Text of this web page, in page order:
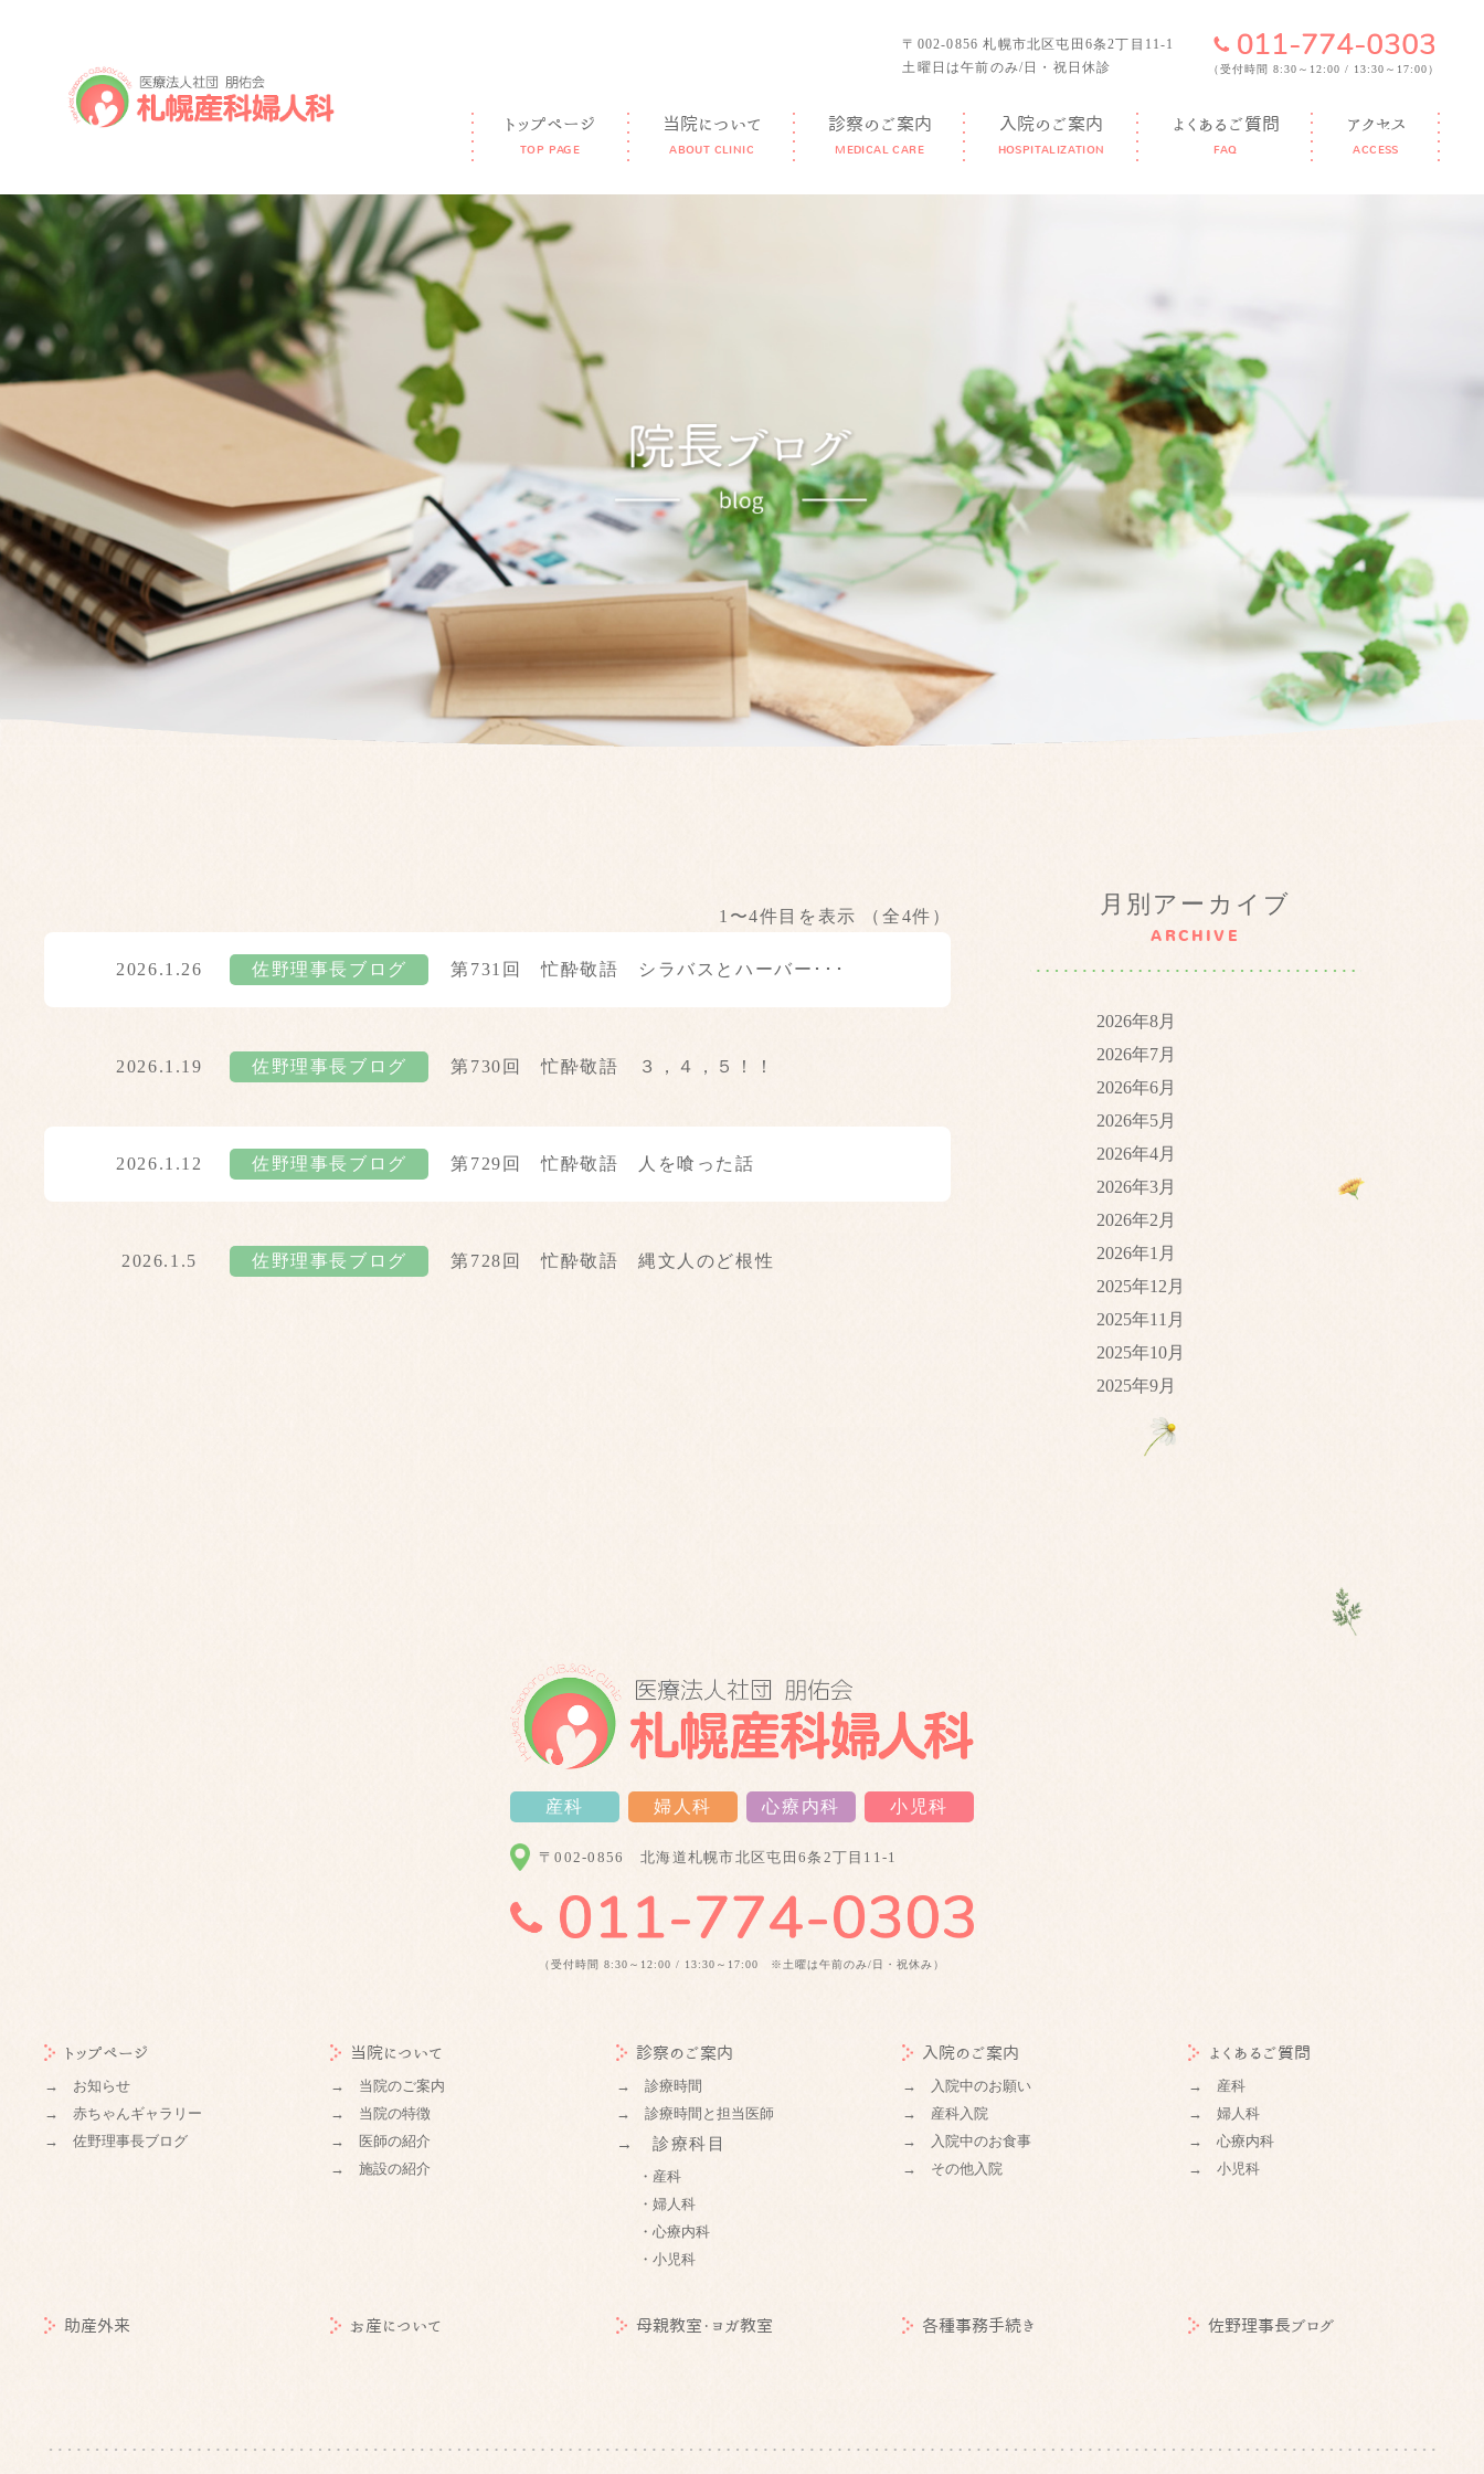
〒002-0856 札幌市北区屯田6条2丁目11-1
土曜日は午前のみ/日・祝日休診
（受付時間 8:30～12:00 / 13:30～17:00）
トップページ
TOP PAGE
当院について
ABOUT CLINIC
診察のご案内
MEDICAL CARE
入院のご案内
HOSPITALIZATION
よくあるご質問
FAQ
アクセス
ACCESS
1〜4件目を表示 （全4件）
2026.1.26 佐野理事長ブログ 第731回 忙酔敬語 シラバスとハーバー･･･
2026.1.19 佐野理事長ブログ 第730回 忙酔敬語 ３，４，５！！
2026.1.12 佐野理事長ブログ 第729回 忙酔敬語 人を喰った話
2026.1.5 佐野理事長ブログ 第728回 忙酔敬語 縄文人のど根性
月別アーカイブ
ARCHIVE
2026年8月
2026年7月
2026年6月
2026年5月
2026年4月
2026年3月
2026年2月
2026年1月
2025年12月
2025年11月
2025年10月
2025年9月
産科 婦人科 心療内科 小児科
〒002-0856 北海道札幌市北区屯田6条2丁目11-1
（受付時間 8:30～12:00 / 13:30～17:00 ※土曜は午前のみ/日・祝休み）
トップページ
→ お知らせ
→ 赤ちゃんギャラリー
→ 佐野理事長ブログ
当院について
→ 当院のご案内
→ 当院の特徴
→ 医師の紹介
→ 施設の紹介
診察のご案内
→ 診療時間
→ 診療時間と担当医師
→ 診療科目
・産科
・婦人科
・心療内科
・小児科
入院のご案内
→ 入院中のお願い
→ 産科入院
→ 入院中のお食事
→ その他入院
よくあるご質問
→ 産科
→ 婦人科
→ 心療内科
→ 小児科
助産外来 お産について 母親教室・ヨガ教室 各種事務手続き 佐野理事長ブログ